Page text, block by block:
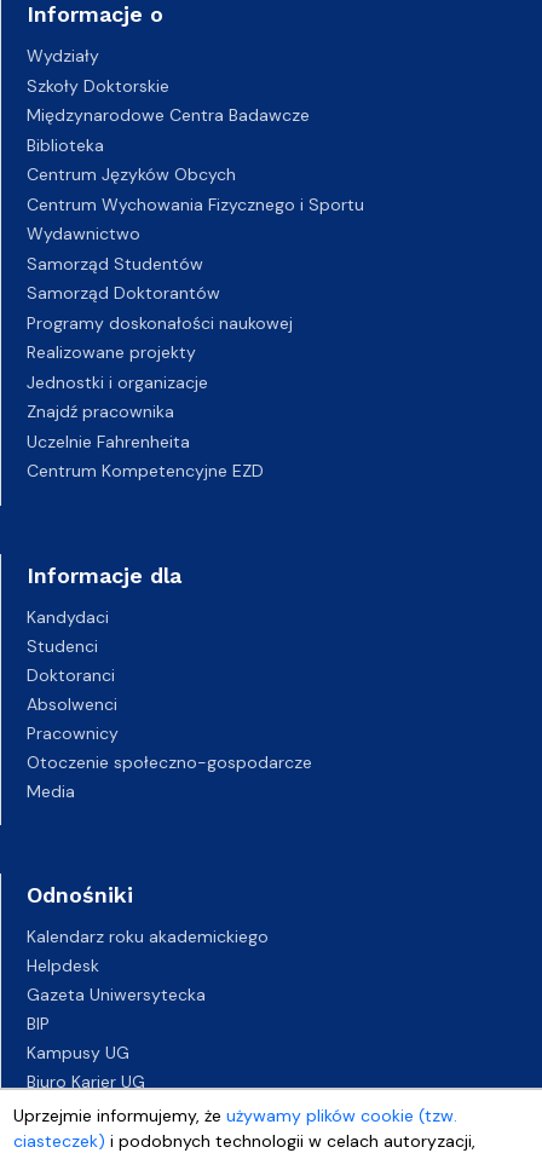
Uprzejmie informujemy, żeużywamy plików cookie (tzw.
ciasteczek) i podobnych technologii w celach autoryzacji,
Informacje o
Wydziały
Szkoły Doktorskie
Międzynarodowe Centra Badawcze
Biblioteka
Centrum Języków Obcych
Centrum Wychowania Fizycznego i Sportu
Wydawnictwo
Samorząd Studentów
Samorząd Doktorantów
Programy doskonałości naukowej
Realizowane projekty
Jednostki i organizacje
Znajdź pracownika
Uczelnie Fahrenheita
Centrum Kompetencyjne EZD
Informacje dla
Kandydaci
Studenci
Doktoranci
Absolwenci
Pracownicy
Otoczenie społeczno-gospodarcze
Media
Odnośniki
Kalendarz roku akademickiego
Helpdesk
Gazeta Uniwersytecka
BIP
Kampusy UG
Biuro Karier UG
Oferty pracy
Deklaracja dostępności